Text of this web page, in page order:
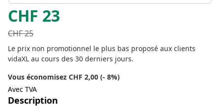
CHF 23
CHF25
Le prix non promotionnel le plus bas proposé aux clients
vidaXL au cours des 30 derniers jours.
Vous économisez CHF 2,00 (- 8%)
Avec TVA
Description